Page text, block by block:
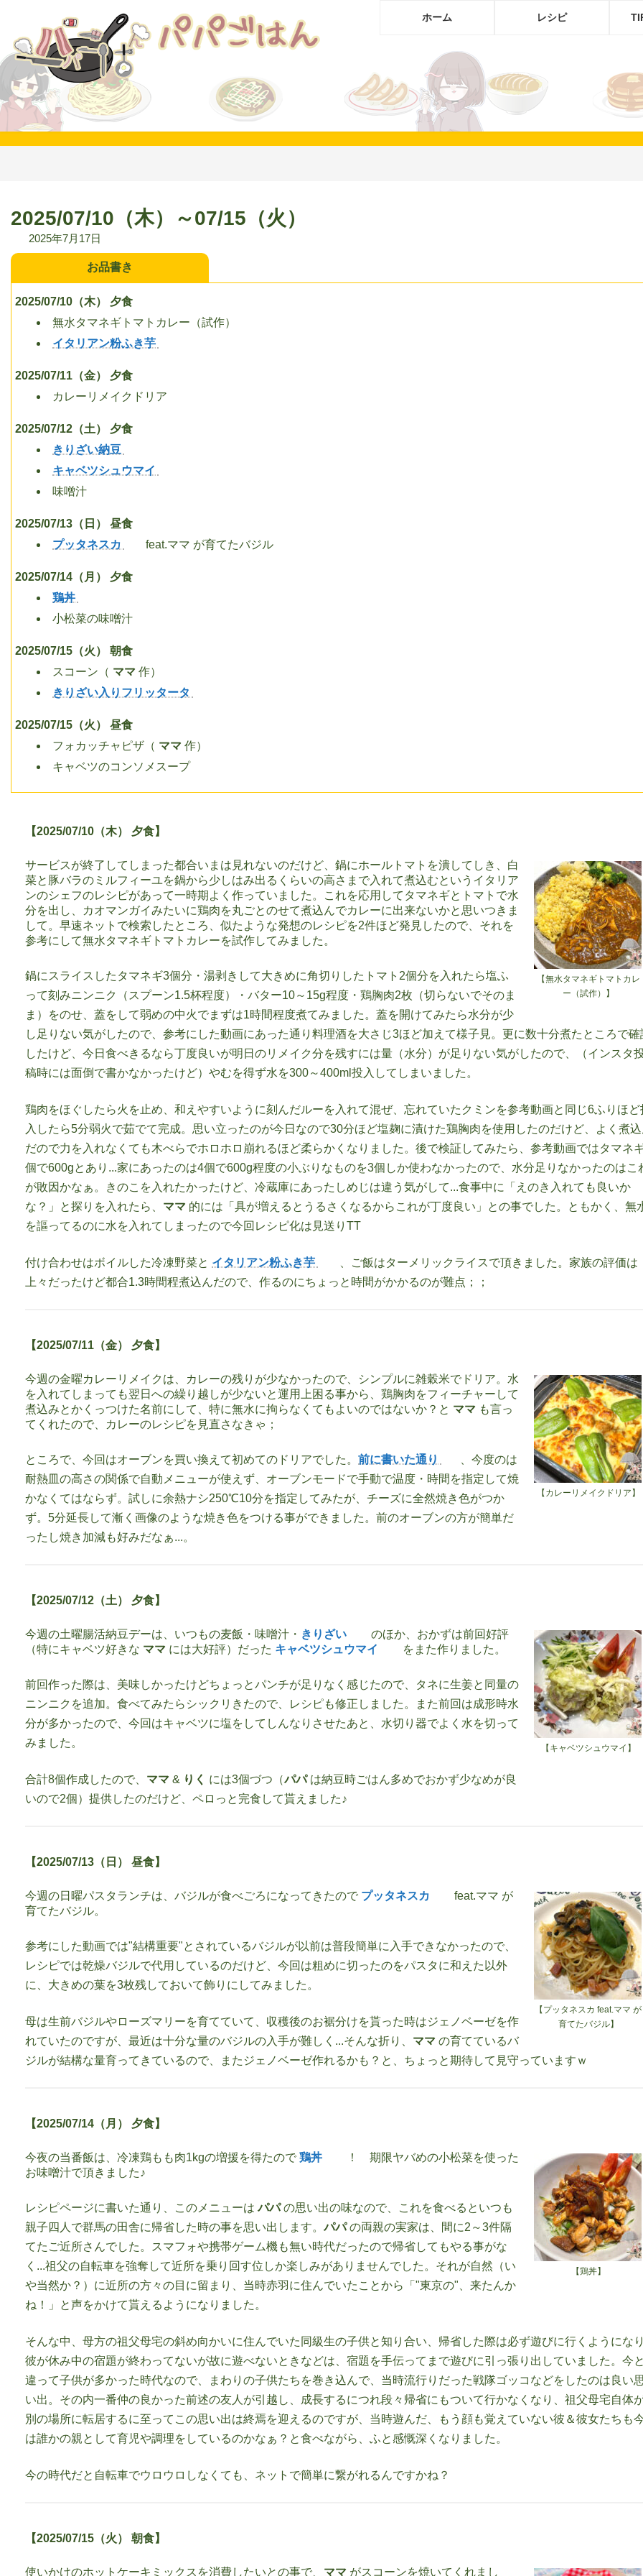
ン
ツ
ス
キ
ー
シ
ン
に
ホーム レシピ
2025/07/10（木）～07/15（火）
2025年7月17日
お品書き
2025/07/10（木） 夕食
無水タマネギトマトカレー（試作）
イタリアン粉ふき芋
2025/07/11（金） 夕食
カレーリメイクドリア
2025/07/12（土） 夕食
きりざい納豆
キャベツシュウマイ
味噌汁
2025/07/13（日） 昼食
プッタネスカ
feat.ママ が育てたバジル
2025/07/14（月） 夕食
鶏丼
小松菜の味噌汁
2025/07/15（火） 朝食
スコーン（ ママ 作）
きりざい入りフリッタータ
2025/07/15（火） 昼食
フォカッチャピザ（ ママ 作）
キャベツのコンソメスープ
【2025/07/10（木） 夕食】
【無水タマネギトマトカレ
ー（試作）】
サービスが終了してしまった都合いまは見れないのだけど、鍋にホールトマトを潰してしき、白
菜と豚バラのミルフィーユを鍋から少しはみ出るくらいの高さまで入れて煮込むというイタリア
ンのシェフのレシピがあって一時期よく作っていました。これを応用してタマネギとトマトで水
分を出し、カオマンガイみたいに鶏肉を丸ごとのせて煮込んでカレーに出来ないかと思いつきま
して。早速ネットで検索したところ、似たような発想のレシピを2件ほど発見したので、それを
参考にして無水タマネギトマトカレーを試作してみました。
鍋にスライスしたタマネギ3個分・湯剥きして大きめに角切りしたトマト2個分を入れたら塩ふ
って刻みニンニク（スプーン1.5杯程度）・バター10～15g程度・鶏胸肉2枚（切らないでそのま
ま）をのせ、蓋をして弱めの中火でまずは1時間程度煮てみました。蓋を開けてみたら水分が少
し足りない気がしたので、参考にした動画にあった通り料理酒を大さじ3ほど加えて様子見。更に数十分煮たところで確
したけど、今日食べきるなら丁度良いが明日のリメイク分を残すには量（水分）が足りない気がしたので、（インスタ
稿時には面倒で書かなかったけど）やむを得ず水を300～400ml投入してしまいました。
鶏肉をほぐしたら火を止め、和えやすいように刻んだルーを入れて混ぜ、忘れていたクミンを参考動画と同じ6ふりほど
入したら5分弱火で茹でて完成。思い立ったのが今日なので30分ほど塩麹に漬けた鶏胸肉を使用したのだけど、よく煮込
だので力を入れなくても木べらでホロホロ崩れるほど柔らかくなりました。後で検証してみたら、参考動画ではタマネ
個で600gとあり...家にあったのは4個で600g程度の小ぶりなものを3個しか使わなかったので、水分足りなかったのはこ
が敗因かなぁ。きのこを入れたかったけど、冷蔵庫にあったしめじは違う気がして...食事中に「えのき入れても良いか
な？」と探りを入れたら、 ママ 的には「具が増えるとうるさくなるからこれが丁度良い」との事でした。ともかく、無
を謳ってるのに水を入れてしまったので今回レシピ化は見送りTT
付け合わせはボイルした冷凍野菜と イタリアン粉ふき芋
、ご飯はターメリックライスで頂きました。家族の評価は
上々だったけど都合1.3時間程煮込んだので、作るのにちょっと時間がかかるのが難点；；
【2025/07/11（金） 夕食】
【カレーリメイクドリア】
今週の金曜カレーリメイクは、カレーの残りが少なかったので、シンプルに雑穀米でドリア。水
を入れてしまっても翌日への繰り越しが少ないと運用上困る事から、鶏胸肉をフィーチャーして
煮込みとかくっつけた名前にして、特に無水に拘らなくてもよいのではないか？と ママ も言っ
てくれたので、カレーのレシピを見直さなきゃ；
ところで、今回はオーブンを買い換えて初めてのドリアでした。 前に書いた通り
、今度のは
耐熱皿の高さの関係で自動メニューが使えず、オーブンモードで手動で温度・時間を指定して焼
かなくてはならず。試しに余熱ナシ250℃10分を指定してみたが、チーズに全然焼き色がつか
ず。5分延長して漸く画像のような焼き色をつける事ができました。前のオーブンの方が簡単だ
ったし焼き加減も好みだなぁ...。
【2025/07/12（土） 夕食】
【キャベツシュウマイ】
今週の土曜腸活納豆デーは、いつもの麦飯・味噌汁・ きりざい
のほか、おかずは前回好評
（特にキャベツ好きな ママ には大好評）だった キャベツシュウマイ をまた作りました。
前回作った際は、美味しかったけどちょっとパンチが足りなく感じたので、タネに生姜と同量の
ニンニクを追加。食べてみたらシックリきたので、レシピも修正しました。また前回は成形時水
分が多かったので、今回はキャベツに塩をしてしんなりさせたあと、水切り器でよく水を切って
みました。
合計8個作成したので、 ママ & りく には3個づつ（パパは納豆時ごはん多めでおかず少なめが良
いので2個）提供したのだけど、ペロっと完食して貰えました♪
【2025/07/13（日） 昼食】
【プッタネスカ feat.ママ が
育てたバジル】
今週の日曜パスタランチは、バジルが食べごろになってきたので プッタネスカ
feat.ママ が
育てたバジル。
参考にした動画では"結構重要"とされているバジルが以前は普段簡単に入手できなかったので、
レシピでは乾燥バジルで代用しているのだけど、今回は粗めに切ったのをパスタに和えた以外
に、大きめの葉を3枚残しておいて飾りにしてみました。
母は生前バジルやローズマリーを育てていて、収穫後のお裾分けを貰った時はジェノベーゼを作
れていたのですが、最近は十分な量のバジルの入手が難しく...そんな折り、 ママ の育てているバ
ジルが結構な量育ってきているので、またジェノベーゼ作れるかも？と、ちょっと期待して見守っていますｗ
【2025/07/14（月） 夕食】
【鶏丼】
今夜の当番飯は、冷凍鶏もも肉1kgの増援を得たので 鶏丼
！ 期限ヤバめの小松菜を使った
お味噌汁で頂きました♪
レシピページに書いた通り、このメニューはパパの思い出の味なので、これを食べるといつも
親子四人で群馬の田舎に帰省した時の事を思い出します。パパの両親の実家は、間に2～3件隔
てたご近所さんでした。スマフォや携帯ゲーム機も無い時代だったので帰省してもやる事がな
く...祖父の自転車を強奪して近所を乗り回す位しか楽しみがありませんでした。それが自然（い
や当然か？）に近所の方々の目に留まり、当時赤羽に住んでいたことから「"東京の"、来たんか
ね！」と声をかけて貰えるようになりました。
そんな中、母方の祖父母宅の斜め向かいに住んでいた同級生の子供と知り合い、帰省した際は必ず遊びに行くようにな
彼が休み中の宿題が終わってないが故に遊べないときなどは、宿題を手伝ってまで遊びに引っ張り出していました。今と
違って子供が多かった時代なので、まわりの子供たちを巻き込んで、当時流行りだった戦隊ゴッコなどをしたのは良い
い出。その内一番仲の良かった前述の友人が引越し、成長するにつれ段々帰省にもついて行かなくなり、祖父母宅自体
別の場所に転居するに至ってこの思い出は終焉を迎えるのですが、当時遊んだ、もう顔も覚えていない彼＆彼女たちも
は誰かの親として育児や調理をしているのかなぁ？と食べながら、ふと感慨深くなりました。
今の時代だと自転車でウロウロしなくても、ネットで簡単に繋がれるんですかね？
【2025/07/15（火） 朝食】
使いかけのホットケーキミックスを消費したいとの事で、 ママ がスコーンを焼いてくれまし